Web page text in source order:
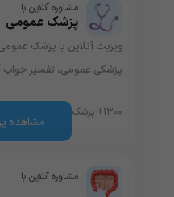
مشاوره آنلاین با
پزشک عمومی
ویزیت آنلاین با پزشک
پزشکی عمومی، تفسیر
۱۳۰۰+ پزشک
مشاهده
مشاوره آنلاین با